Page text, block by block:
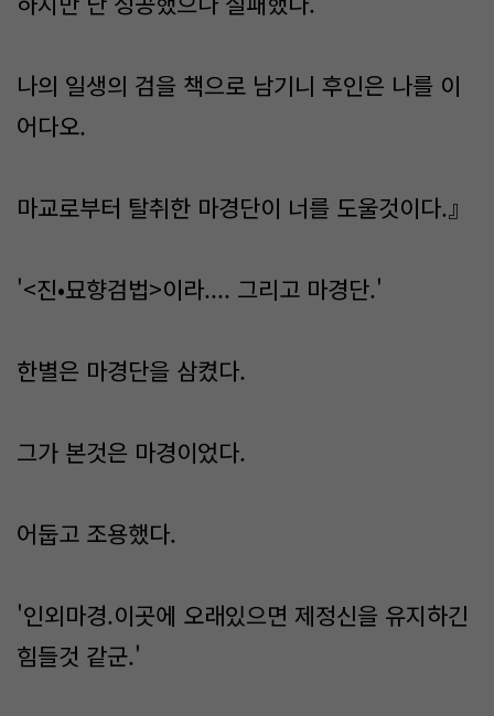
나의 일생의 검을 책으로 남기니 후인은 나를 이
어다오.
마교로부터 탈취한 마경단이 너를 도울것이다.』
'<진•묘향검법>이라.... 그리고 마경단.'
한별은 마경단을 삼켰다.
그가 본것은 마경이었다.
어둡고 조용했다.
'인외마경.이곳에 오래있으면 제정신을 유지하긴
힘들것 같군.'